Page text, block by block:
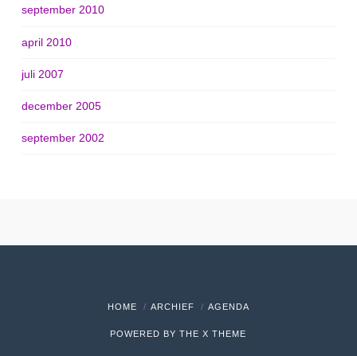
september 2010
april 2010
juli 2007
december 2005
september 2002
HOME ARCHIEF AGENDA
POWERED BY THEX THEME